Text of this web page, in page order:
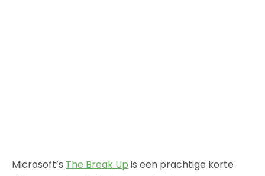
Microsoft’s The Break Up is een prachtige korte